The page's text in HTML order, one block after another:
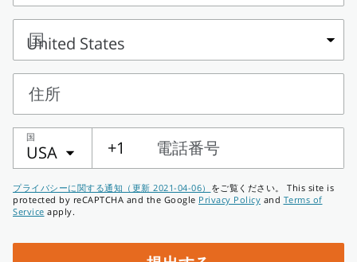
氏
名国
国
住所
住
所国
USA +1
電話番号
電
話
番
号
プライバシーに関する通知（更新 2021-04-06） をご覧ください。 This site is
protected by reCAPTCHA and the Google Privacy Policy and Terms of
Service apply.